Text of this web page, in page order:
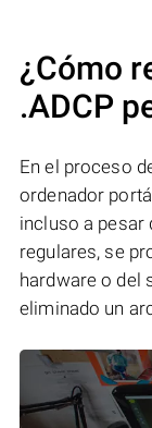
¿Cómo
.ADCP
En el proceso
ordenador
incluso a pesar
regulares, se
hardware o del
eliminado un